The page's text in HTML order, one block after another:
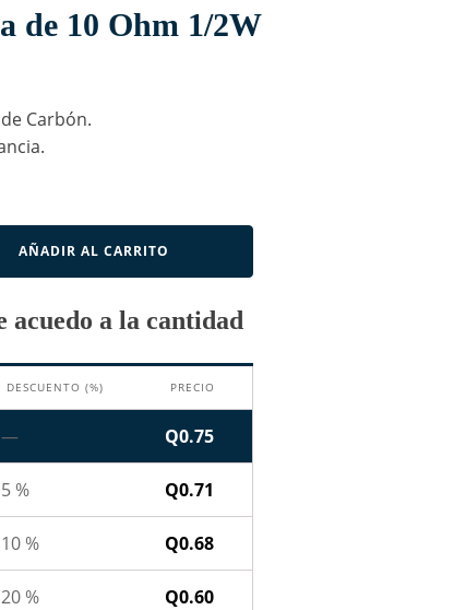
de 10 Ohm 1/2W
Carbón.
AÑADIR AL CARRITO
acuedo a la cantidad
DESCUENTO (%) PRECIO
— Q0.75
5 % Q0.71
10 % Q0.68
20 % Q0.60